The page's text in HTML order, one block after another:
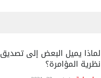
لماذا يميل البعض إلى تصديق
نظرية المؤامرة؟